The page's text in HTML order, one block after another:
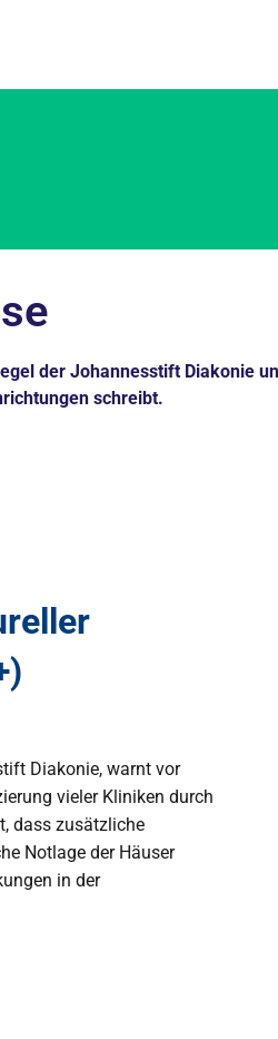
der Johannesstift Diakonie
schreibt.
Diakonie, warnt vor
vieler Kliniken durch
dass zusätzliche
Notlage der Häuser
in der